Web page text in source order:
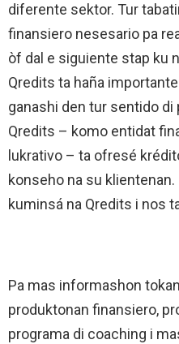
diferente sektor. Tur
finansiero nesesario pa
òf dal e siguiente stap ku
Qredits ta haña
ganashi den tur sentido di
Qredits – komo entidat
lukrativo – ta ofresé
konseho na su
kuminsá na Qredits i nos
Pa mas informashon
produktonan finansiero,
programa di coaching i